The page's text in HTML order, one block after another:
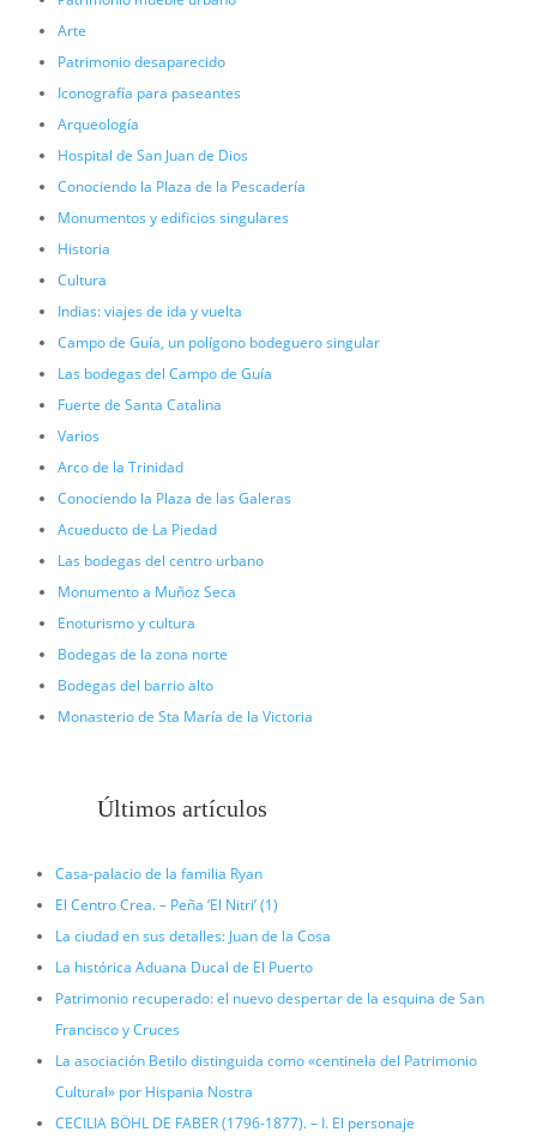
Arte
Patrimonio desaparecido
Iconografía para paseantes
Arqueología
Hospital de San Juan de Dios
Conociendo la Plaza de la Pescadería
Monumentos y edificios singulares
Historia
Cultura
Indias: viajes de ida y vuelta
Campo de Guía, un polígono bodeguero singular
Las bodegas del Campo de Guía
Fuerte de Santa Catalina
Varios
Arco de la Trinidad
Conociendo la Plaza de las Galeras
Acueducto de La Piedad
Las bodegas del centro urbano
Monumento a Muñoz Seca
Enoturismo y cultura
Bodegas de la zona norte
Bodegas del barrio alto
Monasterio de Sta María de la Victoria
Últimos artículos
Casa-palacio de la familia Ryan
El Centro Crea. – Peña ‘El Nitri’ (1)
La ciudad en sus detalles: Juan de la Cosa
La histórica Aduana Ducal de El Puerto
Patrimonio recuperado: el nuevo despertar de la esquina de San
Francisco y Cruces
La asociación Betilo distinguida como «centinela del Patrimonio
Cultural» por Hispania Nostra
CECILIA BÖHL DE FABER (1796-1877). – I. El personaje